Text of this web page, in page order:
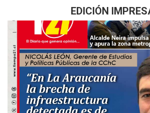
EDICIÓN